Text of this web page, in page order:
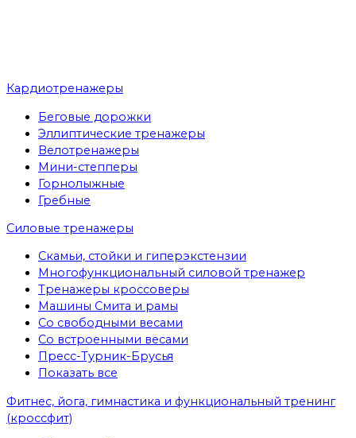
Кардиотренажеры
Беговые дорожки
Эллиптические тренажеры
Велотренажеры
Мини-степперы
Горнолыжные
Гребные
Cиловые тренажеры
Скамьи, стойки и гиперэкстензии
Многофункциональный силовой тренажер
Тренажеры кроссоверы
Машины Смита и рамы
Со свободными весами
Со встроенными весами
Пресс-Турник-Брусья
Показать все
Фитнес, йога, гимнастика и функциональный тренинг
(кроссфит)